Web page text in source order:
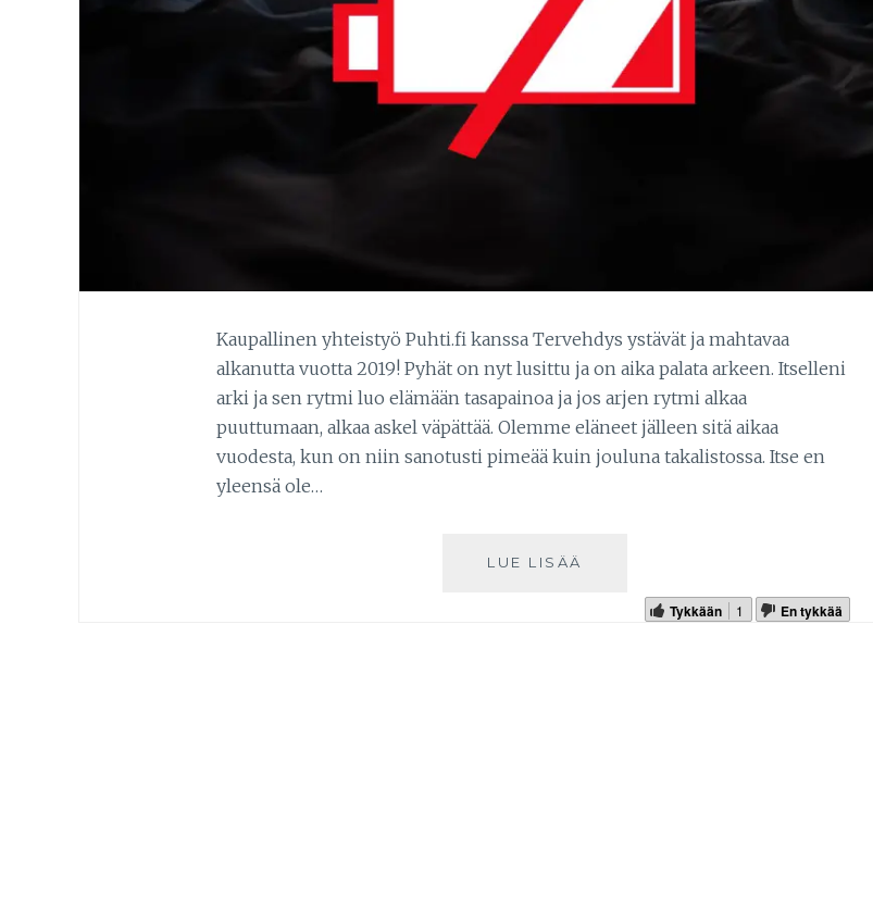
Kaupallinen yhteistyö Puhti.fi kanssa Tervehdys ystävät ja mahtavaa
alkanutta vuotta 2019! Pyhät on nyt lusittu ja on aika palata arkeen. Itselleni
arki ja sen rytmi luo elämään tasapainoa ja jos arjen rytmi alkaa
puuttumaan, alkaa askel väpättää. Olemme eläneet jälleen sitä aikaa
vuodesta, kun on niin sanotusti pimeää kuin jouluna takalistossa. Itse en
yleensä ole…
LUE LISÄÄ
Tykkään 1 En tykkää